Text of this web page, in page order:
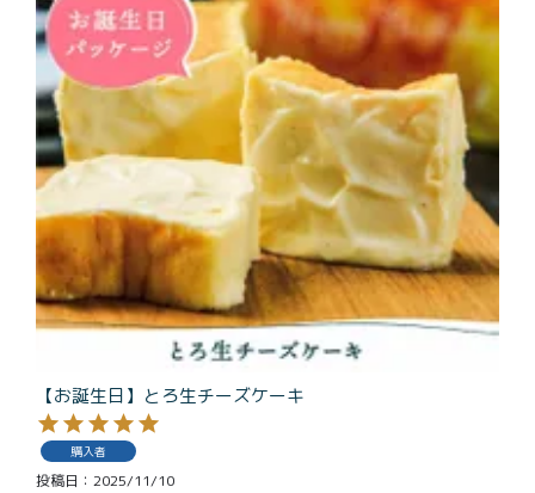
とろ生 まとめ買いお得
セット
お中元
紅茶toroaTea
焼き菓子
メルマガ会員様限定
toroa夏のアウトレッ
濃抹茶とろ生ガトーシ
とろ生シュー
クッキー缶
紅茶toroaTeaギフト
お誕生日セット
季節限定
価格別
【お誕生日】とろ生チーズケーキ
購入者
投稿日 2025/11/10